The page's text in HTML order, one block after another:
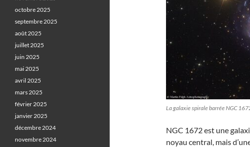
La galaxie spirale barrée NGC
NGC 1672 est une
noyau central, mais
octobre 2025
septembre 2025
août 2025
juillet 2025
juin 2025
mai 2025
avril 2025
mars 2025
février 2025
janvier 2025
décembre 2024
novembre 2024